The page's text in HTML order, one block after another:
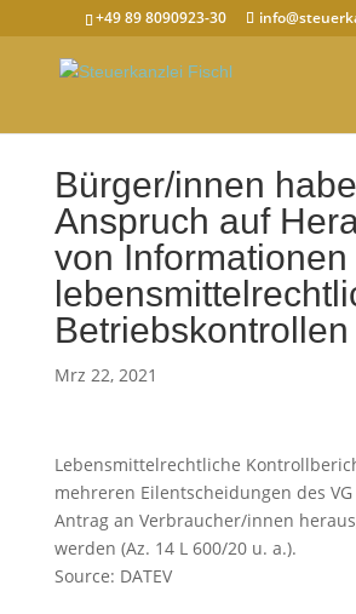
+49 89 8090923-30
Bürger/innen
Anspruch auf
von
Betriebskontrollen
Mrz 22, 2021
Lebensmittelrechtliche
mehreren Eilentscheidungen des
Antrag an Verbraucher/innen
werden (Az. 14 L 600/20 u. a.).
Source: DATEV